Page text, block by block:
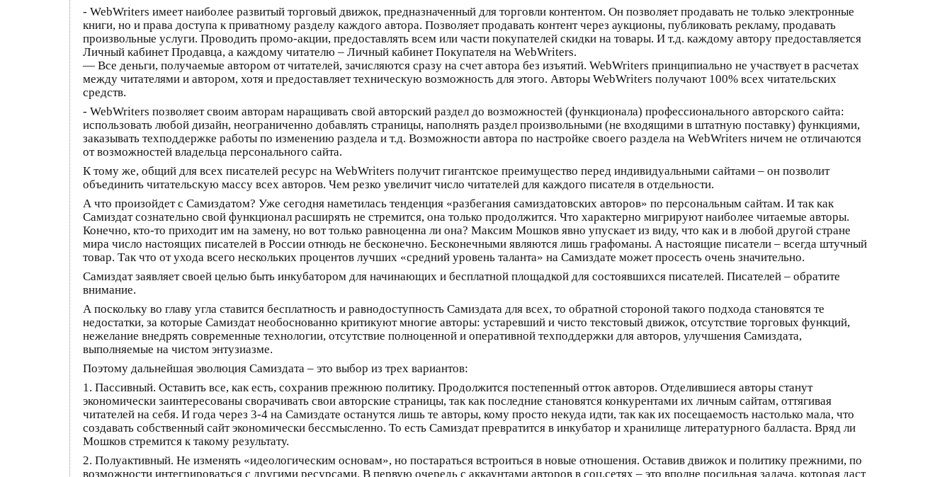
- WebWriters имеет наиболее развитый торговый движок, предназначенный для торговли контентом. Он позволяет продавать не только электронные
книги, но и права доступа к приватному разделу каждого автора. Позволяет продавать контент через аукционы, публиковать рекламу, продавать
произвольные услуги. Проводить промо-акции, предоставлять всем или части покупателей скидки на товары. И т.д. каждому автору предоставляется
Личный кабинет Продавца, а каждому читателю – Личный кабинет Покупателя на WebWriters.
— Все деньги, получаемые автором от читателей, зачисляются сразу на счет автора без изъятий. WebWriters принципиально не участвует в расчетах
между читателями и автором, хотя и предоставляет техническую возможность для этого. Авторы WebWriters получают 100% всех читательских
средств.
- WebWriters позволяет своим авторам наращивать свой авторский раздел до возможностей (функционала) профессионального авторского сайта:
использовать любой дизайн, неограниченно добавлять страницы, наполнять раздел произвольными (не входящими в штатную поставку) функциями,
заказывать техподдержке работы по изменению раздела и т.д. Возможности автора по настройке своего раздела на WebWriters ничем не отличаются
от возможностей владельца персонального сайта.
К тому же, общий для всех писателей ресурс на WebWriters получит гигантское преимущество перед индивидуальными сайтами – он позволит
объединить читательскую массу всех авторов. Чем резко увеличит число читателей для каждого писателя в отдельности.
А что произойдет с Самиздатом? Уже сегодня наметилась тенденция «разбегания самиздатовских авторов» по персональным сайтам. И так как
Самиздат сознательно свой функционал расширять не стремится, она только продолжится. Что характерно мигрируют наиболее читаемые авторы.
Конечно, кто-то приходит им на замену, но вот только равноценна ли она? Максим Мошков явно упускает из виду, что как и в любой другой стране
мира число настоящих писателей в России отнюдь не бесконечно. Бесконечными являются лишь графоманы. А настоящие писатели – всегда штучный
товар. Так что от ухода всего нескольких процентов лучших «средний уровень таланта» на Самиздате может просесть очень значительно.
Самиздат заявляет своей целью быть инкубатором для начинающих и бесплатной площадкой для состоявшихся писателей. Писателей – обратите
внимание.
А поскольку во главу угла ставится бесплатность и равнодоступность Самиздата для всех, то обратной стороной такого подхода становятся те
недостатки, за которые Самиздат необоснованно критикуют многие авторы: устаревший и чисто текстовый движок, отсутствие торговых функций,
нежелание внедрять современные технологии, отсутствие полноценной и оперативной техподдержки для авторов, улучшения Самиздата,
выполняемые на чистом энтузиазме.
Поэтому дальнейшая эволюция Самиздата – это выбор из трех вариантов:
1. Пассивный. Оставить все, как есть, сохранив прежнюю политику. Продолжится постепенный отток авторов. Отделившиеся авторы станут
экономически заинтересованы сворачивать свои авторские страницы, так как последние становятся конкурентами их личным сайтам, оттягивая
читателей на себя. И года через 3-4 на Самиздате останутся лишь те авторы, кому просто некуда идти, так как их посещаемость настолько мала, что
создавать собственный сайт экономически бессмысленно. То есть Самиздат превратится в инкубатор и хранилище литературного балласта. Вряд ли
Мошков стремится к такому результату.
2. Полуактивный. Не изменять «идеологическим основам», но постараться встроиться в новые отношения. Оставив движок и политику прежними, по
возможности интегрироваться с другими ресурсами. В первую очередь с аккаунтами авторов в соц.сетях – это вполне посильная задача, которая даст